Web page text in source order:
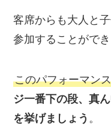
客席からも大人と
参加することができ
このパフォーマン
ジ一番下の段、真
を挙げましょう 。